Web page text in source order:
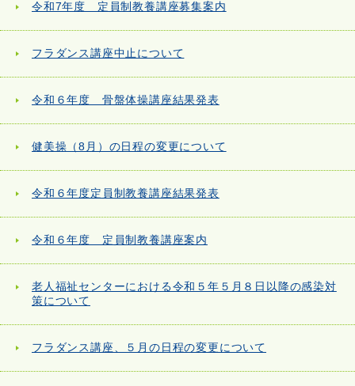
令和7年度 定員制教養講座募集案内
フラダンス講座中止について
令和６年度 骨盤体操講座結果発表
健美操（8月）の日程の変更について
令和６年度定員制教養講座結果発表
令和６年度 定員制教養講座案内
老人福祉センターにおける令和５年５月８日以降の感染対
策について
フラダンス講座、５月の日程の変更について